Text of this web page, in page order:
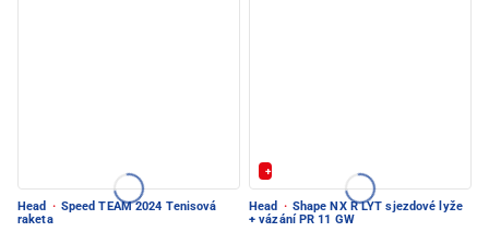
Head · Speed TEAM 2024 Tenisová
raketa
+ Extra Sleva 20%
Head · Shape NX R LYT sjezdové lyže
+ vázání PR 11 GW